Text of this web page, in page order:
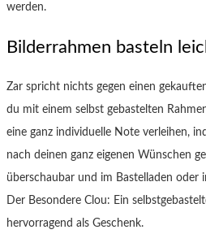
werden.
Bilderrahmen basteln
Zar spricht nichts gegen einen
du mit einem selbst gebastelten
eine ganz individuelle Note verleihen,
nach deinen ganz eigenen Wünschen
überschaubar und im Bastelladen oder
Der Besondere Clou: Ein
hervorragend als Geschenk.